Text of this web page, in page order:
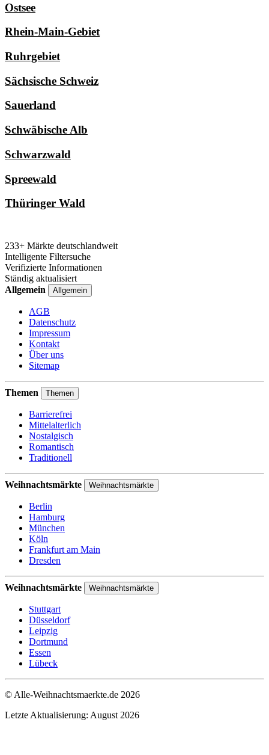
Ostsee
Rhein-Main-Gebiet
Ruhrgebiet
Sächsische Schweiz
Sauerland
Schwäbische Alb
Schwarzwald
Spreewald
Thüringer Wald
233+ Märkte deutschlandweit
Intelligente Filtersuche
Verifizierte Informationen
Ständig aktualisiert
Allgemein
Allgemein
AGB
Datenschutz
Impressum
Kontakt
Über uns
Sitemap
Themen Themen
Barrierefrei
Mittelalterlich
Nostalgisch
Romantisch
Traditionell
Weihnachtsmärkte Weihnachtsmärkte
Berlin
Hamburg
München
Köln
Frankfurt am Main
Dresden
Weihnachtsmärkte Weihnachtsmärkte
Stuttgart
Düsseldorf
Leipzig
Dortmund
Essen
Lübeck
© Alle-Weihnachtsmaerkte.de 2026
Letzte Aktualisierung: August 2026